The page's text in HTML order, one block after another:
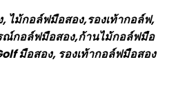
ไม้กอล์ฟมือสอง,รองเท้ากอล์ฟ,
ณ์กอล์ฟมือสอง,ก้านไม้กอล์ฟมือ
มือสอง, รองเท้ากอล์ฟมือสอง